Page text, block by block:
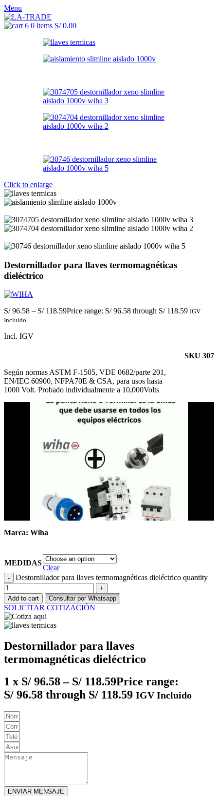
Menu
0 items S/0.00
Click to enlarge
Destornillador para llaves termomagnéticas
dieléctrico
S/96.58 – S/118.59Price range: S/ 96.58 through S/ 118.59 IGV
Incluido
Incl. IGV
SKU 307
Según normas ASTM F-1505, VDE 0682/parte 201,
EN/IEC 60900, NFPA70E & CSA, para usos hasta
1000 Volt. Probado individualmente a 10,000Volts
Marca: Wiha
MEDIDAS
Clear
Destornillador para llaves termomagnéticas dieléctrico quantity
Add to cart Consultar por Whatsapp
SOLICITAR COTIZACIÓN
Destornillador para llaves
termomagnéticas dieléctrico
1 x S/ 96.58 – S/ 118.59Price range:
S/ 96.58 through S/ 118.59 IGV Incluido
ENVIAR MENSAJE